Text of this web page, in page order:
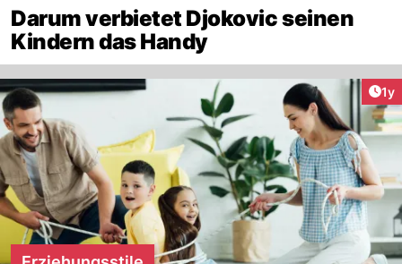
Darum verbietet Djokovic seinen
Kindern das Handy
1y